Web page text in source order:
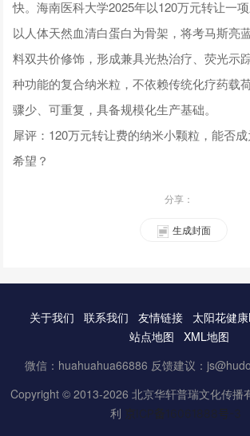
快。海南医科大学2025年以120万元转让一
以人体天然血清白蛋白为骨架，将考马斯亮
料双共价修饰，形成兼具光热治疗、荧光示
种功能的复合纳米粒，不依赖传统化疗药载
骤少、可重复，具备规模化生产基础。
犀评：120万元转让费的纳米小颗粒，能否
希望？
分享：
生成封面
关于我们 联系我们 友情链接 太阳花健
站点地图
XML地图
微信：huahuahua66886 反馈建议：
Copyright © 2013-2026 北京华轩普瑞文化传播
利 京ICP备16061888号-3